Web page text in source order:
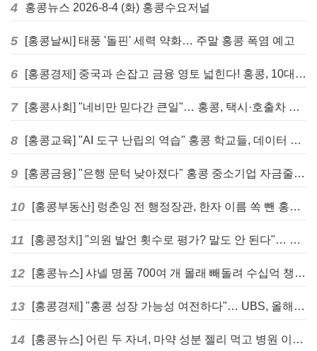
4 홍콩뉴스 2026-8-4 (화) 홍콩수요저널
5 [홍콩날씨] 태풍 '돌핀' 세력 약화… 주말 홍콩 폭염 예고
6 [홍콩경제] 중국과 손잡고 금융 영토 넓힌다! 홍콩, 10대 신규 정책 발표
7 [홍콩사회] "네비만 믿다간 큰일"… 홍콩, 택시·호출차 통합 시험 도입하며 규제 본격화
8 [홍콩교육] "AI 도구 난립의 역습" 홍콩 학교들, 데이터 고립에 교육 효과 평가 비상
9 [홍콩금융] "은행 문턱 낮아졌다" 홍콩 중소기업 자금줄 숨통 트이나… HKMA "2분기 신용 조건 안정적"
10 [홍콩부동산] 렁춘잉 전 행정장관, 한자 이름 쏙 뺀 홍콩 고급 아파트 단지들에 쓴소리
11 [홍콩정치] "의원 발언 횟수로 평가? 말도 안 된다"… 홍콩 입법회 의장의 일침
12 [홍콩뉴스] 샤넬 명품 700여 개 몰래 빼돌려 수십억 챙긴 직원 4년~7년형 선고
13 [홍콩경제] "홍콩 성장 가능성 여전하다"… UBS, 올해 홍콩 GDP 성장률 전망치 4.5%로 대폭 상향
14 [홍콩뉴스] 어린 두 자녀, 마약 성분 젤리 먹고 병원 이송… 어머니와 친척 체포